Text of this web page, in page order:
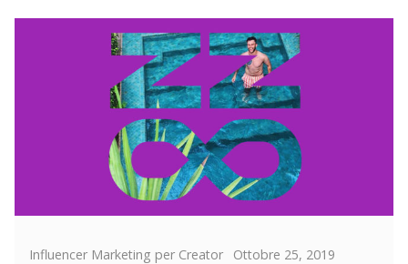
Categorie
Influencer Marketing per Creator
Posted
Ottobre 25, 2019